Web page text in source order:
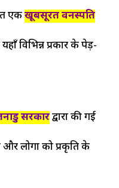
एकखूबसूरत वनस्पति
विभिन्न प्रकार के पेड़-
सरकारद्वारा की गई
और लोगों को प्रकृति के